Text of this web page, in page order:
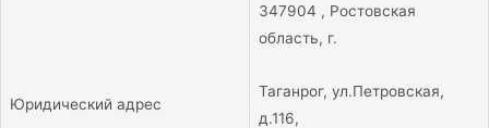
Юридический адрес
347904 , Ростовская
область, г.
Таганрог, ул.Петровская,
д.116,